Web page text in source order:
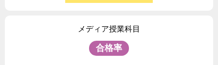
メディア授業科目
合格率